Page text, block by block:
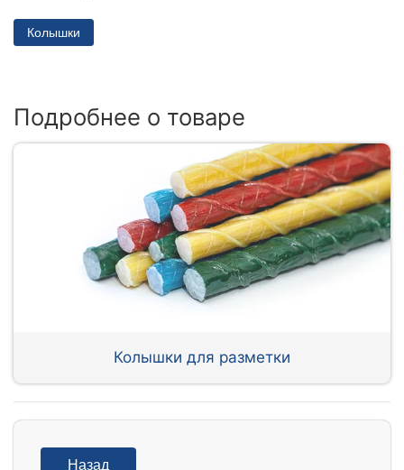
Колышки
Подробнее о товаре
Колышки для разметки
Назад